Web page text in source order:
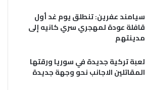
سيامند عفرين: تنطلق يوم غد أول
قافلة عودة لمهجري سري كانيه إلى
مدينتهم
لعبة تركية جديدة في سوريا ورقتها
المقاتلين الاجانب نحو وجهة جديدة